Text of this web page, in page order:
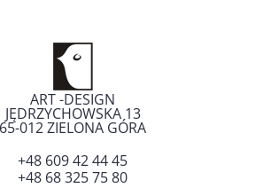
ART -DESIGN
JĘDRZYCHOWSKA 13
65-012ZIELONA GÓRA
+48 609 42 44 45
+48 68 325 75 80